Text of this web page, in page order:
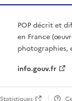
POP décrit et
en France
photographies,
info.gouv.fr
Statistiques